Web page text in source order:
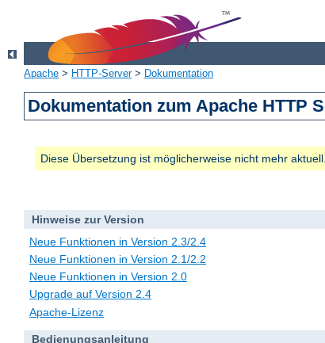
Apache > HTTP-Server> Dokumentation
Dokumentation zum Apache HTTP
Diese Übersetzung ist möglicherweise nicht mehr
Hinweise zur Version
Neue Funktionen in Version 2.3/2.4
Neue Funktionen in Version 2.1/2.2
Neue Funktionen in Version 2.0
Upgrade auf Version 2.4
Apache-Lizenz
Bedienungsanleitung